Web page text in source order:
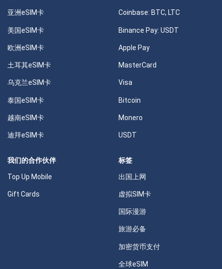
亚洲eSIM卡
美国eSIM卡
欧洲eSIM卡
土耳其eSIM卡
乌克兰eSIM卡
泰国eSIM卡
越南eSIM卡
迪拜eSIM卡
Coinbase: BTC, LTC
Binance Pay: USDT
Apple Pay
MasterCard
Visa
Bitcoin
Monero
USDT
我们的合作伙伴
Top Up Mobile
Gift Cards
标签
出国上网
虚拟SIM卡
国际漫游
旅游必备
加密货币支付
全球eSIM